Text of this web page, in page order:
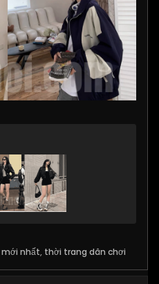
mới nhất, thời trang dân chơi